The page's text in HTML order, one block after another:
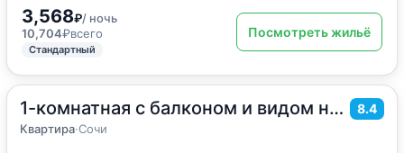
3,568₽/ ночь
10,704₽всего
Стандартный
Посмотреть жильё
1-комнатная с балконом и видом на море 8.4
Квартира·Сочи
35м2· до 5 гостей
Квартира